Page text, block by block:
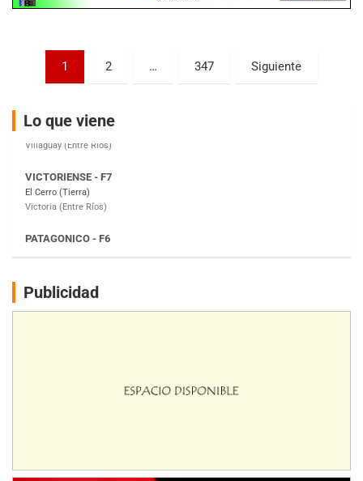
Paginación
entradas
1 2 … 347 Siguiente
Lo que viene
Trenque Lauquen (Buenos Aires)
Villaguay (Entre Ríos)
El Cerro (Tierra)
Victoria (Entre Ríos)
Moto Club Reginense (Tierra)
Gral. E. Godoy (Río Negro)
Juventud Unida (Tierra)
NORESTE SANTAFESINO - F6
Ciudad de Avellaneda (Asfalto)
Avellaneda (Santa Fe)
COBERTURA ESPECIAL DE E-KART.COM.AR
Publicidad